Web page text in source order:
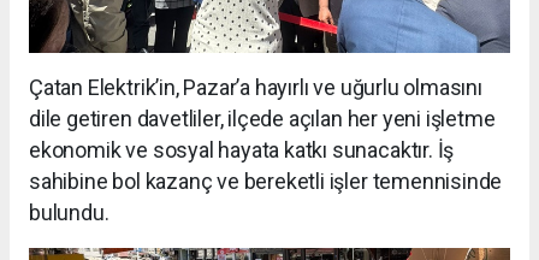
Çatan Elektrik’in, Pazar’a hayırlı ve uğurlu olmasını
dile getiren davetliler, ilçede açılan her yeni işletme
ekonomik ve sosyal hayata katkı sunacaktır. İş
sahibine bol kazanç ve bereketli işler temennisinde
bulundu.